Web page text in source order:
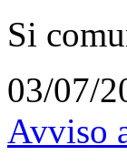
Si
03/07/
Avviso